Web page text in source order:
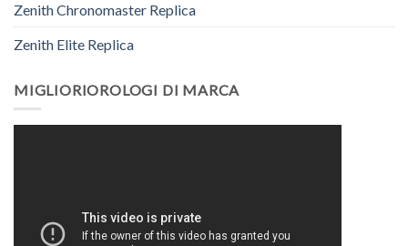
Zenith Chronomaster Replica
Zenith Elite Replica
MIGLIORIOROLOGI DI MARCA